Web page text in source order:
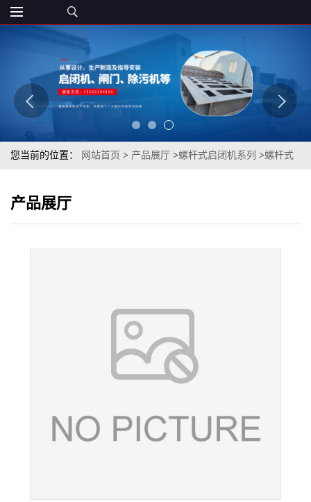
您当前的位置： 网站首页 > 产品展厅 >螺杆式启闭机系列 >螺杆式
产品展厅